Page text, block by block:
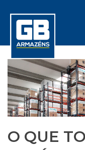
O QUE